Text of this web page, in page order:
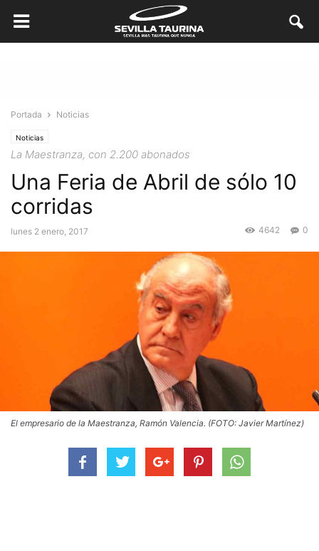
Portada Noticias
Noticias
La Maestranza, con 2.200 abonados
Una Feria de Abril de sólo 10
corridas
lunes 2 enero, 2017 0
4642
El empresario de la Maestranza, Ramón Valencia. (FOTO: Javier Martínez)